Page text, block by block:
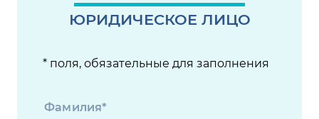
ЮРИДИЧЕСКОЕ ЛИЦО
* поля, обязательные для заполнения
Фамилия*